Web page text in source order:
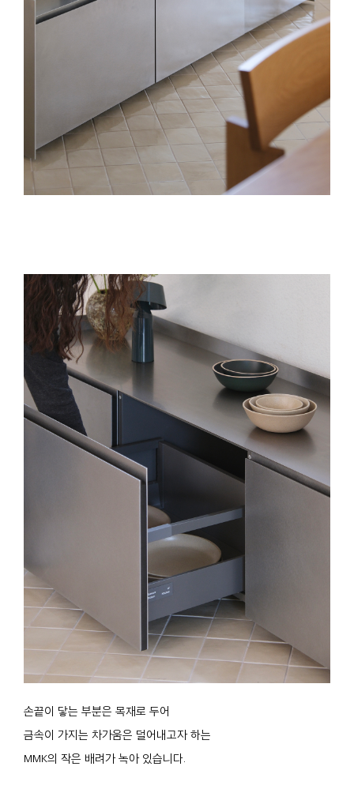
손끝이 닿는 부분은 목재로 두어
금속이 가지는 차가움은 덜어내고자 하는
MMK의 작은 배려가 녹아 있습니다.